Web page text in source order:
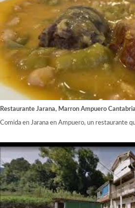
Restaurante Jarana, Marron Ampuero Cantabria
Comida en Jarana en Ampuero, un restaurante